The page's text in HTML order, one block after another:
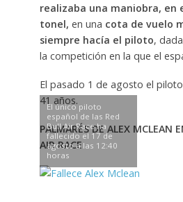
realizaba una maniobra, en
tonel, en una cota de vuelo
siempre hacía el piloto,
la competición en la que el
El pasado 1 de agosto el
41 años.
PALMARÉS DE ALEX MCLEAN
AIR RACE
El único piloto
español de las Red
Bull Air Race ha
fallecido el 17 de
agosto a las 12:40
horas